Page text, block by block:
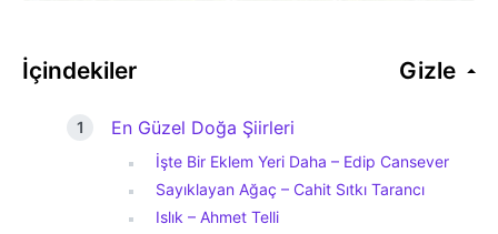
İçindekiler Gizle
En Güzel Doğa Şiirleri
İşte Bir Eklem Yeri Daha – Edip Cansever
Sayıklayan Ağaç – Cahit Sıtkı Tarancı
Islık – Ahmet Telli